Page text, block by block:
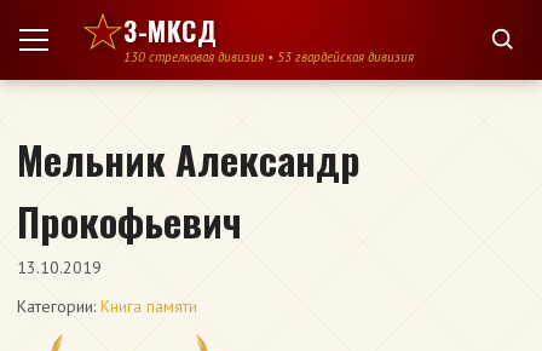
Перейти к содержимому
3-МКСД
130 стрелковая дивизия • 53 гвардейская дивизия
Мельник Александр
Прокофьевич
13.10.2019
Категории: Книга памяти